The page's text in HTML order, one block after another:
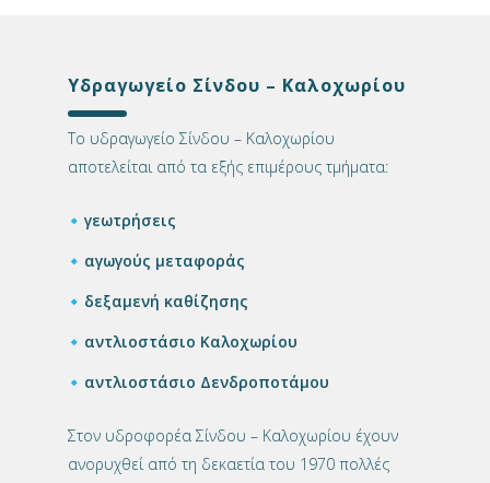
Υδραγωγείο Σίνδου – Καλοχωρίου
Το υδραγωγείο Σίνδου – Καλοχωρίου
αποτελείται από τα εξής επιμέρους τμήματα:
γεωτρήσεις
αγωγούς μεταφοράς
δεξαμενή καθίζησης
αντλιοστάσιο Καλοχωρίου
αντλιοστάσιο Δενδροποτάμου
Στον υδροφορέα Σίνδου – Καλοχωρίου έχουν
ανορυχθεί από τη δεκαετία του 1970 πολλές